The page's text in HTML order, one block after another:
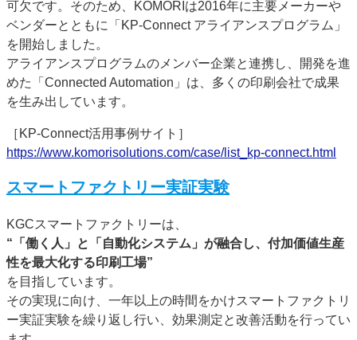
可欠です。そのため、KOMORIは2016年に主要メーカーや
ベンダーとともに「KP-Connect アライアンスプログラム」
を開始しました。
アライアンスプログラムのメンバー企業と連携し、開発を進
めた「Connected Automation」は、多くの印刷会社で成果
を生み出しています。
［KP-Connect活用事例サイト］
https://www.komorisolutions.com/case/list_kp-connect.html
スマートファクトリー実証実験
KGCスマートファクトリーは、
“「働く人」と「自動化システム」が融合し、付加価値生産
性を最大化する印刷工場”
を目指しています。
その実現に向け、一年以上の時間をかけスマートファクトリ
ー実証実験を繰り返し行い、効果測定と改善活動を行ってい